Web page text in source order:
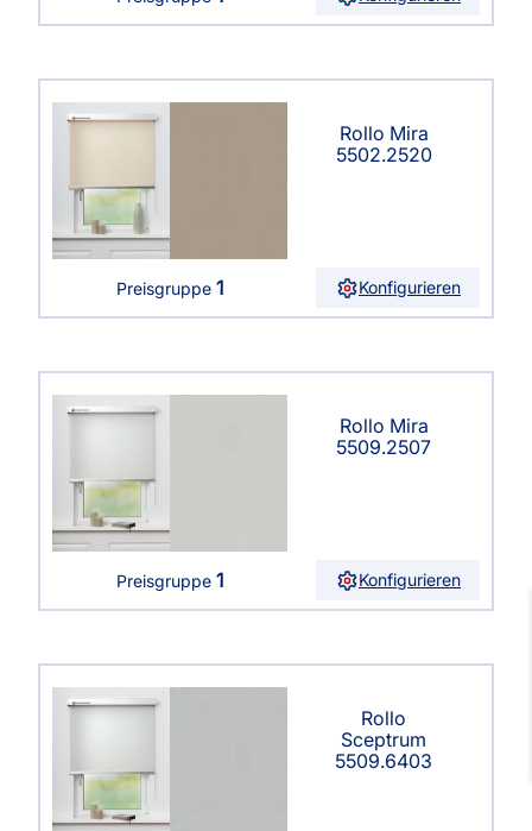
Rollo Mira
5502.2520
Preisgruppe 1 Konfigurieren
Rollo Mira
5509.2507
Preisgruppe 1 Konfigurieren
Rollo
Sceptrum
5509.6403